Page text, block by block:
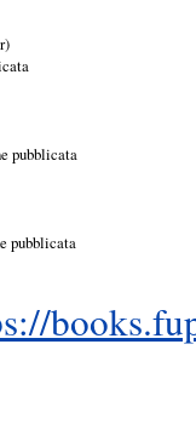
pubblicata
pubblicata